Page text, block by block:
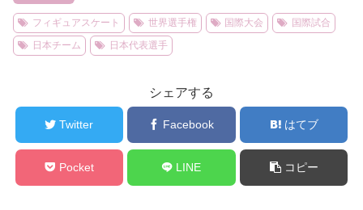
フィギュアスケート 世界選手権 国際大会
国際試合
日本チーム
日本代表選手
シェアする
Twitter Facebook はてブ
Pocket LINE コピー